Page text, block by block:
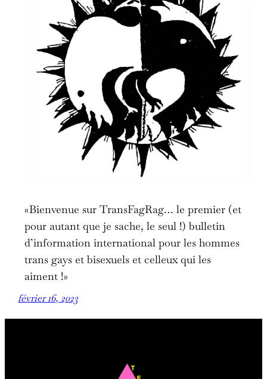
«Bienvenue sur TransFagRag… le premier (et
pour autant que je sache, le seul !) bulletin
d’information international pour les hommes
trans gays et bisexuels et celleux qui les
aiment !»
février 16, 2023